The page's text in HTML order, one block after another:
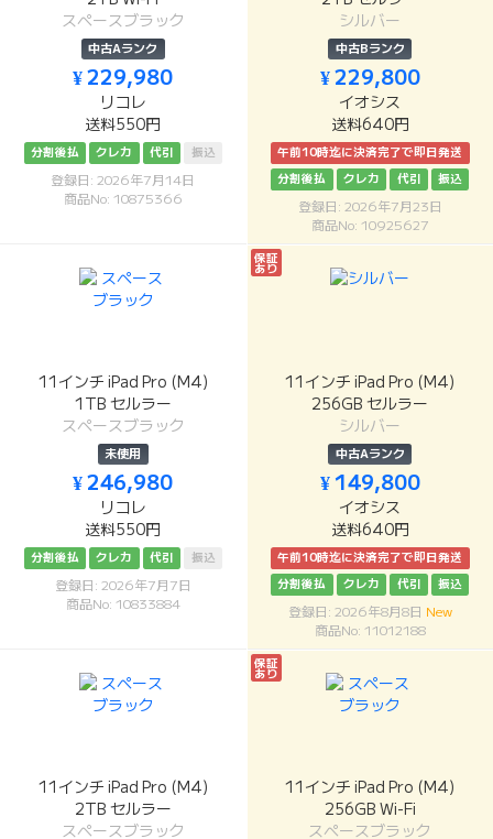
スペースブラック
中古Aランク
¥ 229,980
リコレ
送料550円
分割後払 クレカ 代引 振込
登録日: 2026年7月14日
商品No: 10875366
シルバー
中古Bランク
¥ 229,800
イオシス
送料640円
午前10時迄に決済完了で即日発送
分割後払
クレカ 代引 振込
登録日: 2026年7月23日
商品No: 10925627
11インチ iPad Pro (M4)
1TB セルラー
スペースブラック
未使用
¥ 246,980
リコレ
送料550円
分割後払 クレカ 代引 振込
登録日: 2026年7月7日
商品No: 10833884
保証
あり
11インチ iPad Pro (M4)
256GB セルラー
シルバー
中古Aランク
¥ 149,800
イオシス
送料640円
午前10時迄に決済完了で即日発送
分割後払
クレカ 代引 振込
登録日: 2026年8月8日 New
商品No: 11012188
11インチ iPad Pro (M4)
2TB セルラー
スペースブラック
保証
あり
11インチ iPad Pro (M4)
256GB Wi-Fi
スペースブラック